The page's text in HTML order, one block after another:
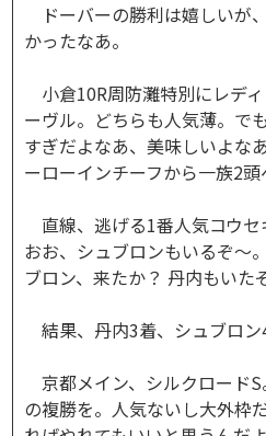
ドーバーの勝利は嬉しいが
かったなあ。
小倉10R周防灘特別にレデ
ーヴル。どちらも人気薄。で
すぎだよなあ、美味しいよな
ーローインチーフから一族2頭
直線、逃げる1番人気コウセ
おお、シュブロンもいるぞ～
ブロン、来たか？ 丹内もいた
結果、丹内3着、シュブロ
京都メイン、シルクロード
の複勝を。人気ないし大外枠